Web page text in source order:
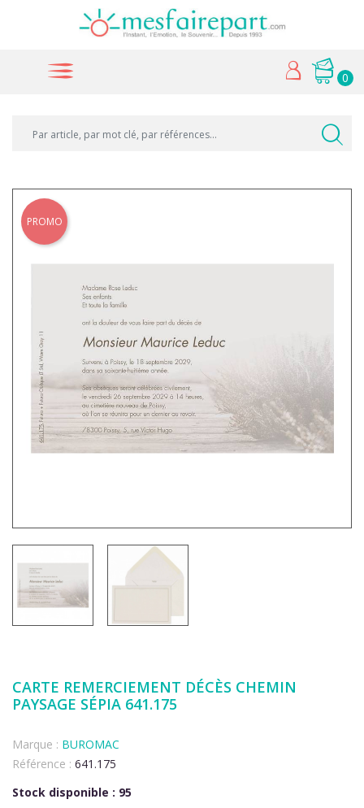
0
PROMO
CARTE REMERCIEMENT DÉCÈS CHEMIN
PAYSAGE SÉPIA 641.175
Marque : BUROMAC
Référence : 641.175
Stock disponible : 95